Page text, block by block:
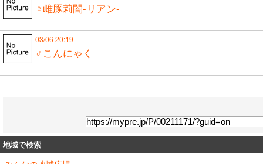
♀雌豚莉闇-リアン-
03/06 20:19
♂こんにゃく
地域で検索